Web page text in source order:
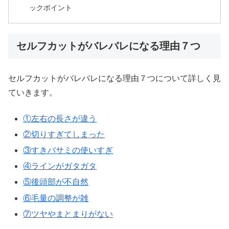
ックポイント
セルフカットがバレバレになる理由７つ
セルフカットがバレバレになる理由７つについて詳しく見
ていきます。
①左右の長さが違う
②切りすぎてしまった
③すきバサミの使いすぎ
④ラインがガタガタ
⑤後頭部が不自然
⑥毛量の調整が雑
⑦ツヤやまとまりがない